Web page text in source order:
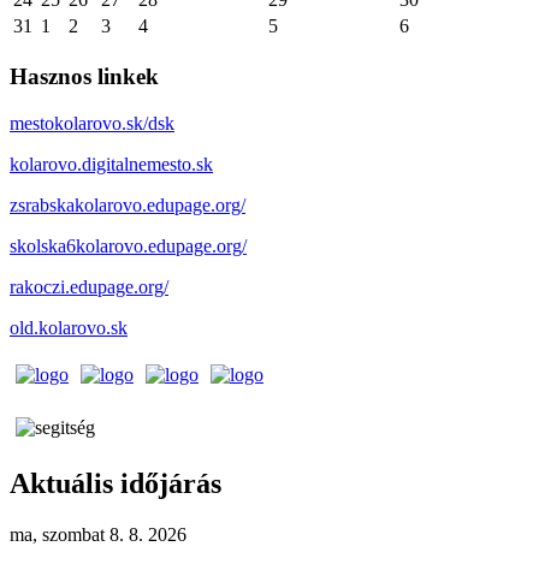
31
1 2 3 4 5 6
Hasznos linkek
mestokolarovo.sk/dsk
kolarovo.digitalnemesto.sk
zsrabskakolarovo.edupage.org/
skolska6kolarovo.edupage.org/
rakoczi.edupage.org/
old.kolarovo.sk
Aktuális időjárás
ma, szombat 8. 8. 2026